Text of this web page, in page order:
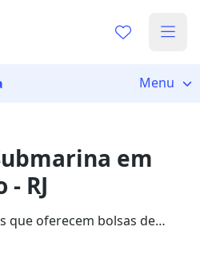
Menu
em
RJ
que oferecem bolsas de